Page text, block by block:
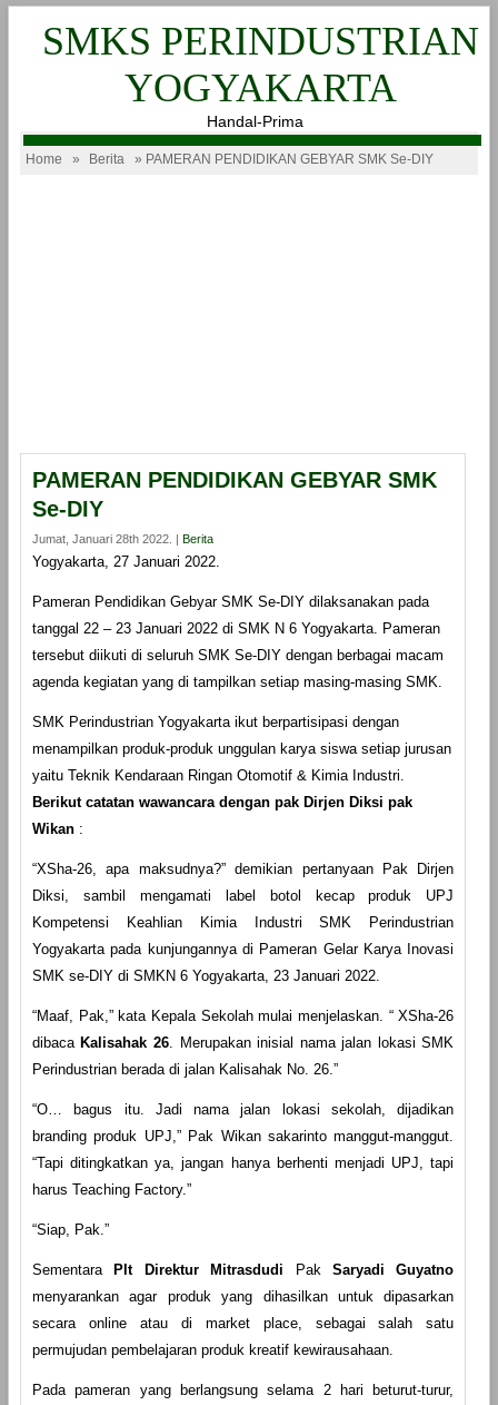
SMKS PERINDUSTRIAN
YOGYAKARTA
Handal-Prima
Home » Berita » PAMERAN PENDIDIKAN GEBYAR SMK Se-DIY
PAMERAN PENDIDIKAN GEBYAR SMK
Se-DIY
Jumat, Januari 28th 2022. | Berita
Yogyakarta, 27 Januari 2022.
Pameran Pendidikan Gebyar SMK Se-DIY dilaksanakan pada
tanggal 22 – 23 Januari 2022 di SMK N 6 Yogyakarta. Pameran
tersebut diikuti di seluruh SMK Se-DIY dengan berbagai macam
agenda kegiatan yang di tampilkan setiap masing-masing SMK.
SMK Perindustrian Yogyakarta ikut berpartisipasi dengan
menampilkan produk-produk unggulan karya siswa setiap jurusan
yaitu Teknik Kendaraan Ringan Otomotif & Kimia Industri.
Berikut catatan wawancara dengan pak Dirjen Diksi pak
Wikan:
“XSha-26, apa maksudnya?” demikian pertanyaan Pak Dirjen
Diksi, sambil mengamati label botol kecap produk UPJ
Kompetensi Keahlian Kimia Industri SMK Perindustrian
Yogyakarta pada kunjungannya di Pameran Gelar Karya Inovasi
SMK se-DIY di SMKN 6 Yogyakarta, 23 Januari 2022.
“Maaf, Pak,” kata Kepala Sekolah mulai menjelaskan. “ XSha-26
dibaca Kalisahak 26. Merupakan inisial nama jalan lokasi SMK
Perindustrian berada di jalan Kalisahak No. 26.”
“O… bagus itu. Jadi nama jalan lokasi sekolah, dijadikan
branding produk UPJ,” Pak Wikan sakarinto manggut-manggut.
“Tapi ditingkatkan ya, jangan hanya berhenti menjadi UPJ, tapi
harus Teaching Factory.”
“Siap, Pak.”
Sementara Plt Direktur Mitrasdudi Pak Saryadi Guyatno
menyarankan agar produk yang dihasilkan untuk dipasarkan
secara online atau di market place, sebagai salah satu
permujudan pembelajaran produk kreatif kewirausahaan.
Pada pameran yang berlangsung selama 2 hari beturut-turur,